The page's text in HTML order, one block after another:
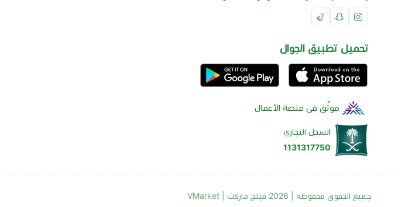
تحميل تطبيق الجوال
موثّق في منصة الأعمال
السجل التجاري
1131317750
جميع الحقوق محفوظة | 2026 فيلج ماركت | VMarket